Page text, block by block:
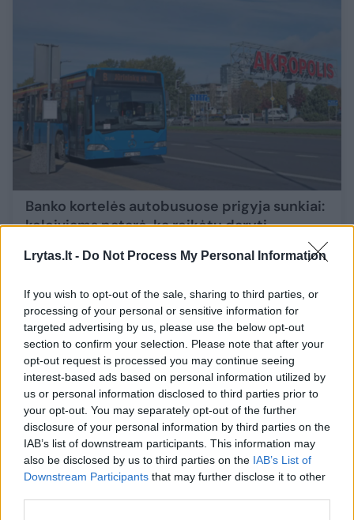
Lrytas.lt - Do Not Process My Personal Information
If you wish to opt-out of the sale, sharing to third parties, or
processing of your personal or sensitive information for
targeted advertising by us, please use the below opt-out
section to confirm your selection. Please note that after your
opt-out request is processed you may continue seeing
interest-based ads based on personal information utilized by
us or personal information disclosed to third parties prior to
your opt-out. You may separately opt-out of the further
disclosure of your personal information by third parties on the
IAB’s list of downstream participants. This information may
also be disclosed by us to third parties on the IAB’s List of
Downstream Participants that may further disclose it to other
Banko kortelės autobusuose prigyja sunkiai:
keleiviams patarė, ką reikėtų daryti
Auto 2023-08-09